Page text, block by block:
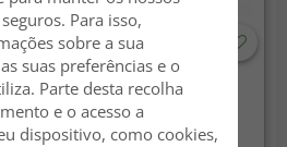
Tapete redondo - Bornos
(cinza/bege)
Para isso,
sobre a sua
suas preferências e o
Parte desta recolha
e o acesso a
dispositivo, como cookies,